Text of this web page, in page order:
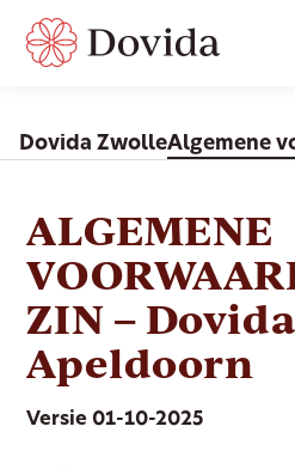
Dovida ZwolleAlgemene
ALGEMENE
ZIN– Dovida
Apeldoorn
Versie 01-10-2025